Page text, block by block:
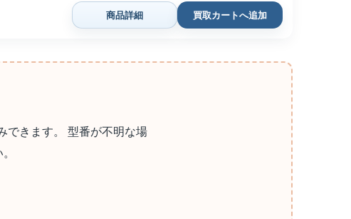
商品詳細 買取カートへ追加
できます。 型番が不明な場